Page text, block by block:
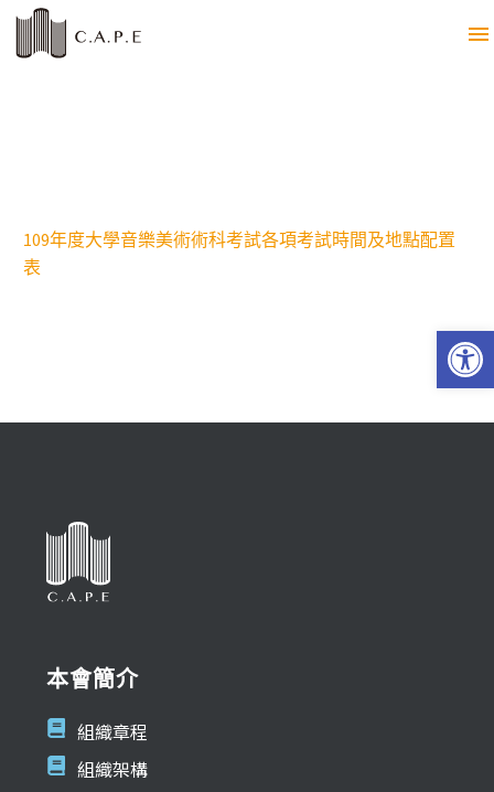
109年度大學音樂美術術科考試各項考試時間及地點配置
表
本會簡介
組織章程
組織架構